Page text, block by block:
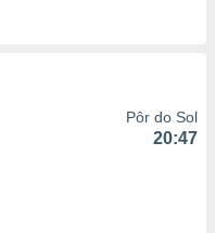
Pôr do Sol
20:47